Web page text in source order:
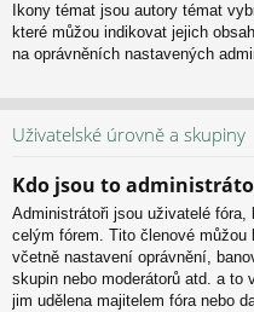
Ikony témat jsou autory témat
které můžou indikovat jejich
na oprávněních nastavených
Uživatelské úrovně a skupiny
Kdo jsou to
Administrátoři jsou uživatelé
celým fórem. Tito členové
včetně nastavení oprávnění,
skupin nebo moderátorů atd. a
jim udělena majitelem fóra nebo